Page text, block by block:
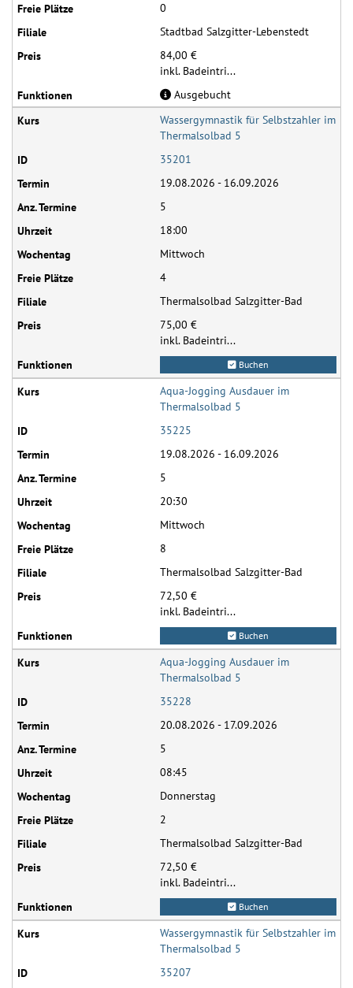
0
Stadtbad Salzgitter-Lebenstedt
84,00 €
inkl. Badeintri...
Ausgebucht
Wassergymnastik für Selbstzahler im
Thermalsolbad 5
35201
19.08.2026 - 16.09.2026
5
18:00
Mittwoch
4
Thermalsolbad Salzgitter-Bad
75,00 €
inkl. Badeintri...
Buchen
Aqua-Jogging Ausdauer im
Thermalsolbad 5
35225
19.08.2026 - 16.09.2026
5
20:30
Mittwoch
8
Thermalsolbad Salzgitter-Bad
72,50 €
inkl. Badeintri...
Buchen
Aqua-Jogging Ausdauer im
Thermalsolbad 5
35228
20.08.2026 - 17.09.2026
5
08:45
Donnerstag
2
Thermalsolbad Salzgitter-Bad
72,50 €
inkl. Badeintri...
Buchen
Wassergymnastik für Selbstzahler im
Thermalsolbad 5
35207